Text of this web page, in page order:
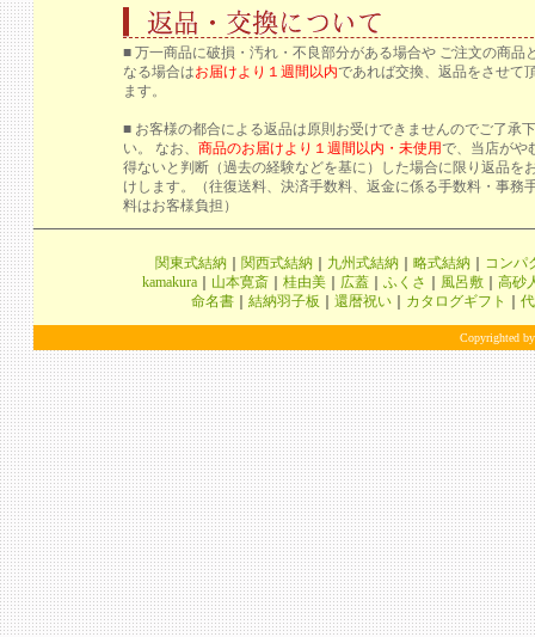
■ 万一商品に破損・汚れ・不良部分がある場合や ご注文の商品
なる場合はお届けより１週間以内であれば交換、返品をさせて
ます。
■ お客様の都合による返品は原則お受けできませんのでご了承
い。 なお、 商品のお届けより１週間以内・未使用で、当店がや
得ないと判断（過去の経験などを基に）した場合に限り返品を
けします。（往復送料、決済手数料、返金に係る手数料・事務
料はお客様負担）
関東式結納 関西式結納 九州式結納 略式結納
コンパ
kamakura
山本寛斎 桂由美 広蓋 ふくさ 風呂敷
高砂
命名書
結納羽子板 還暦祝い カタログギフト
Copyrighted